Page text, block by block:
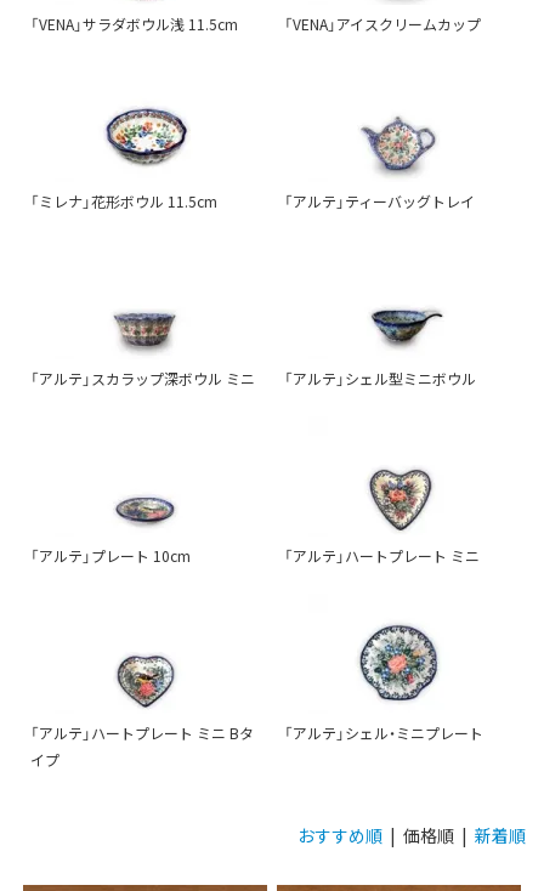
「VENA」サラダボウル浅 11.5cm 「VENA」アイスクリームカップ
「ミレナ」花形ボウル 11.5cm 「アルテ」ティーバッグトレイ
「アルテ」スカラップ深ボウル ミニ 「アルテ」シェル型ミニボウル
「アルテ」プレート 10cm 「アルテ」ハートプレート ミニ
「アルテ」ハートプレート ミニ Bタ
イプ
「アルテ」シェル・ミニプレート
おすすめ順 | 価格順 | 新着順